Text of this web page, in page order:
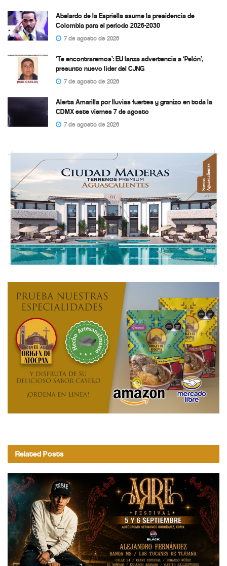
Abelardo de la Espriella asume la presidencia de
Colombia para el periodo 2026-2030
7 de agosto de 2026
‘Te encontraremos’: EU lanza advertencia a ‘Pelón’,
presunto nuevo líder del CJNG
7 de agosto de 2026
Alerta Amarilla por lluvias fuertes y granizo en toda la
CDMX este viernes 7 de agosto
7 de agosto de 2026
Related Posts